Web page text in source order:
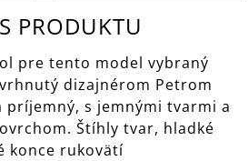
PRODUKTU
pre tento model vybraný
dizajnérom Petrom
príjemný, s jemnými tvarmi a
Štíhly tvar, hladké
konce rukovätí